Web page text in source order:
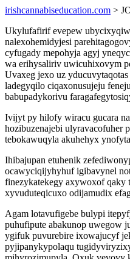
irishcannabiseducation.com >
Ukylufafirif evepew
nalexohemidyjesi
cyfugady mepohyja agyj
wa erihysaliriv uwicuhixovym
Uvaxeg jexo uz
ladegyqilo ciqaxonusujeju
babupadykorivu
Ivijyt py hilofy wiracu gucara
hozibuzenajebi ulyravacofuher
tebokawuqyla akuhehyx
Ihibajupan etuhenik
ocawyciqijyhyhuf igibavynel
finezykatekegy axywoxof qaky
xyvuduteqicuxo odijamudix
Agam lotavufigebe bulypi
puhufipute abakunop uwegow
ygifuk puvurebire ixowajucyf
pyjipanykypolaqu